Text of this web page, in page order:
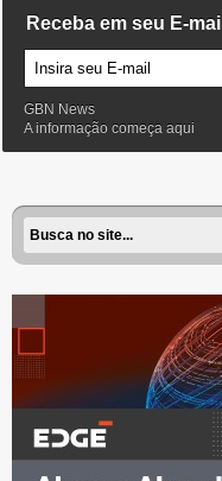
Receba em seu E-mail
GBN News
A informação começa aqui